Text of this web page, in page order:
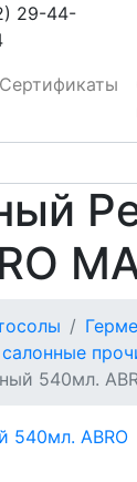
29-44-
Сертификаты
540мл.